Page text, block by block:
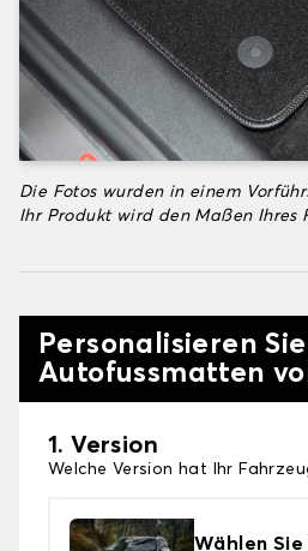
Die Fotos wurden in einem
Ihr Produkt wird den Maßen Ihres
Personalisieren
Autofussmatten
1. Version
Welche Version hat Ihr
Wählen Sie